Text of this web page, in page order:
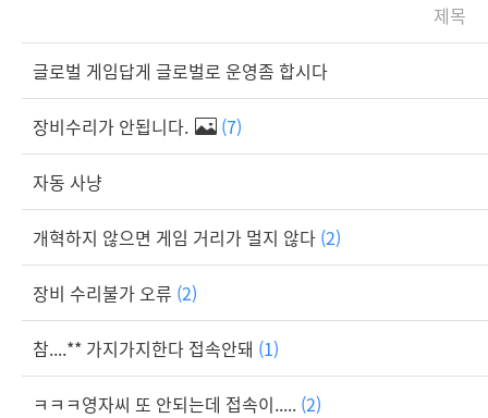
제목
글로벌 게임답게 글로벌로 운영좀 합시다
장비수리가 안됩니다. (7)
자동 사냥
개혁하지 않으면 게임 거리가 멀지 않다 (2)
장비 수리불가 오류 (2)
참....** 가지가지한다 접속안돼 (1)
ㅋㅋㅋ영자씨 또 안되는데 접속이..... (2)